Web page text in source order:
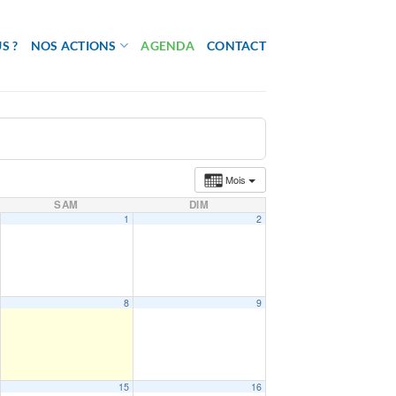
? NOS ACTIONS AGENDA CONTACT
Mois
SAM DIM
1 2
8 9
15 16